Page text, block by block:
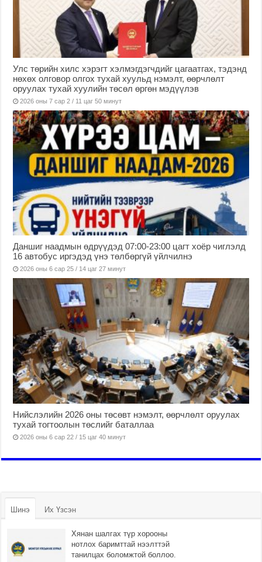
Улс төрийн хилс хэрэгт хэлмэгдэгчдийг цагаатгах, тэдэнд
нөхөх олговор олгох тухай хуульд нэмэлт, өөрчлөлт
оруулах тухай хуулийн төсөл өргөн мэдүүлэв
2026 оны 7 сар 2 / 11 цаг 50 минут
Даншиг наадмын өдрүүдэд 07:00-23:00 цагт хоёр чиглэлд
16 автобус иргэдэд үнэ төлбөргүй үйлчилнэ
2026 оны 6 сар 25 / 14 цаг 27 минут
Нийслэлийн 2026 оны төсөвт нэмэлт, өөрчлөлт оруулах
тухай тогтоолын төслийг баталлаа
2026 оны 6 сар 22 / 15 цаг 40 минут
Шинэ Их Үзсэн
Хянан шалгах түр хорооны
нотлох баримттай нээлттэй
танилцах боломжтой боллоо.